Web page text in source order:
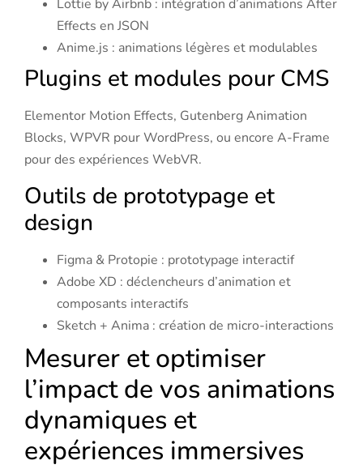
Lottie by Airbnb : intégration d’animations After
Effects en JSON
Anime.js : animations légères et modulables
Plugins et modules pour CMS
Elementor Motion Effects, Gutenberg Animation
Blocks, WPVR pour WordPress, ou encore A-Frame
pour des expériences WebVR.
Outils de prototypage et
design
Figma & Protopie : prototypage interactif
Adobe XD : déclencheurs d’animation et
composants interactifs
Sketch + Anima : création de micro-interactions
Mesurer et optimiser
l’impact de vos animations
dynamiques et
expériences immersives